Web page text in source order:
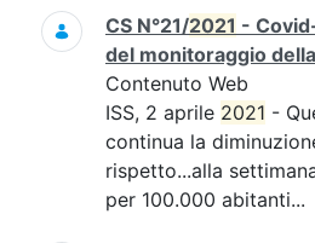
CS N°21/2021 -
del monitoraggio
Contenuto Web
ISS, 2 aprile 2021 -
continua la
rispetto...alla
per 100.000 abitanti...